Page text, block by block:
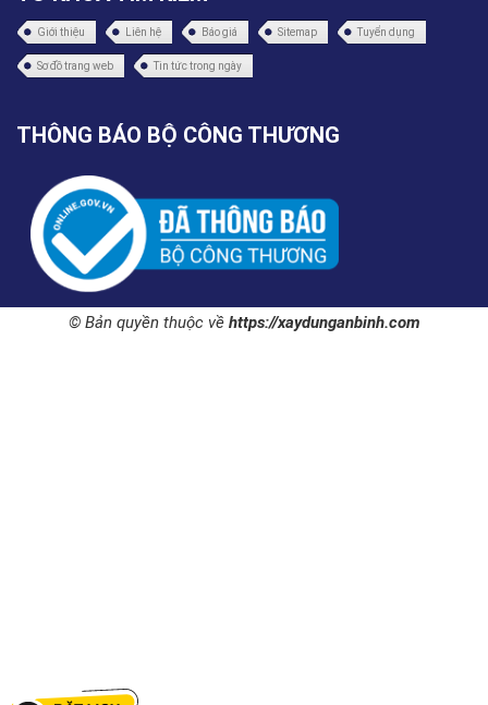
Giới thiệu Liên hệ Báo giá Sitemap Tuyển dụng
Sơ đồ trang web Tin tức trong ngày
THÔNG BÁO BỘ CÔNG THƯƠNG
© Bản quyền thuộc về https://xaydunganbinh.com